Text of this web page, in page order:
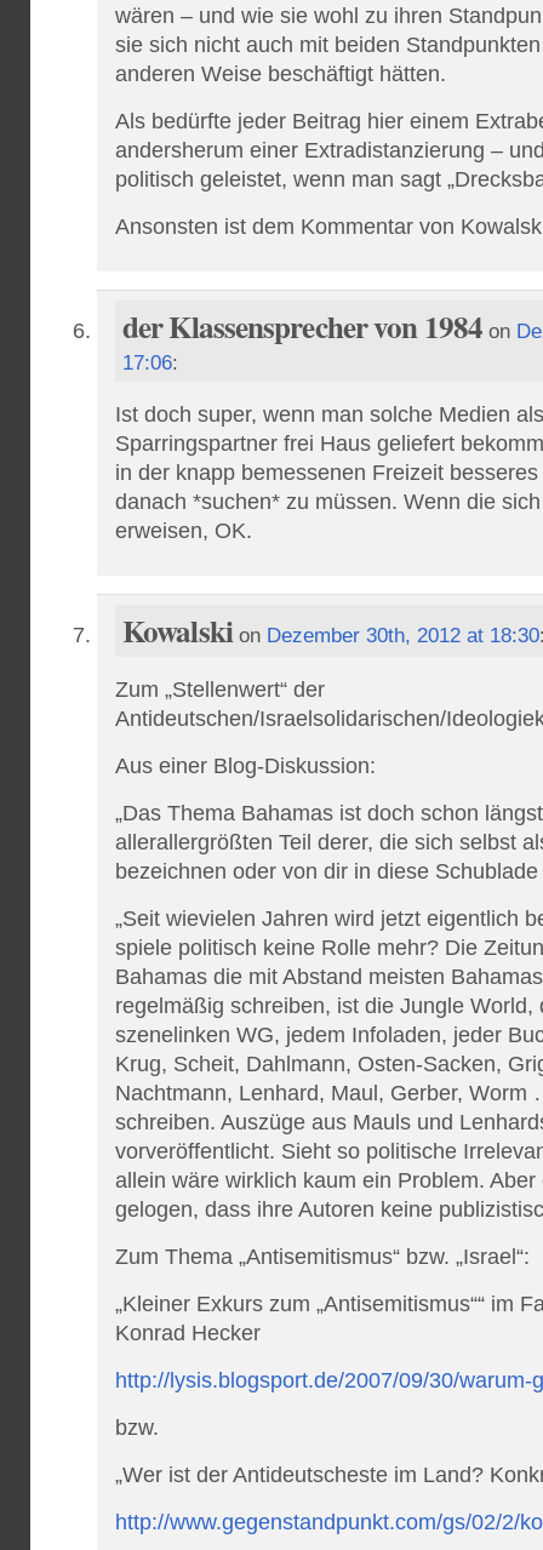
wären – und wie sie wohl zu ihren
sie sich nicht auch mit beiden
anderen Weise beschäftigt hätten.
Als bedürfte jeder Beitrag hier einem
andersherum einer Extradistanzierung –
politisch geleistet, wenn man sagt
Ansonsten ist dem Kommentar von
der Klassensprecher von 1984on
17:06:
Ist doch super, wenn man solche Medien
Sparringspartner frei Haus geliefert
in der knapp bemessenen Freizeit
danach *suchen* zu müssen. Wenn die
erweisen, OK.
Kowalskion Dezember 30th, 2012 at 18:30
Zum „Stellenwert“ der
Antideutschen/Israelsolidarischen/
Aus einer Blog-Diskussion:
„Das Thema Bahamas ist doch schon
allerallergrößten Teil derer, die sich selbst
bezeichnen oder von dir in diese
„Seit wievielen Jahren wird jetzt eigentlich
spiele politisch keine Rolle mehr? Die
Bahamas die mit Abstand meisten
regelmäßig schreiben, ist die Jungle World,
szenelinken WG, jedem Infoladen, jeder
Krug, Scheit, Dahlmann, Osten-Sacken,
Nachtmann, Lenhard, Maul, Gerber,
schreiben. Auszüge aus Mauls und
vorveröffentlicht. Sieht so politische
allein wäre wirklich kaum ein Problem.
gelogen, dass ihre Autoren keine
Zum Thema „Antisemitismus“ bzw. „Israel“:
„Kleiner Exkurs zum „Antisemitismus““ im
Konrad Hecker
http://lysis.blogsport.de/2007/09/30/warum-
bzw.
„Wer ist der Antideutscheste im Land?
http://www.gegenstandpunkt.com/gs/02/2/